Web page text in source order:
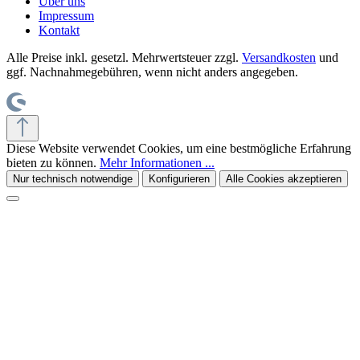
Impressum
Kontakt
Alle Preise inkl. gesetzl. Mehrwertsteuer zzgl. Versandkosten und
ggf. Nachnahmegebühren, wenn nicht anders angegeben.
Diese Website verwendet Cookies, um eine bestmögliche Erfahrung
bieten zu können. Mehr Informationen ...
Nur technisch notwendige Konfigurieren Alle Cookies akzeptieren